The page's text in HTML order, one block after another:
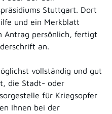
Stuttgart. Dort
und ein Merkblatt
Antrag persönlich, fertigt
an.
vollständig und gut
die Stadt- oder
für Kriegsopfer
Ihnen bei der